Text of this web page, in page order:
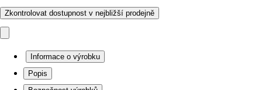
Zkontrolovat dostupnost v nejbližší prodejně
Informace o výrobku
Popis